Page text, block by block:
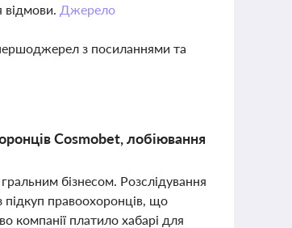
відмови. Джерело
з посиланнями та
Cosmobet, лобіювання
бізнесом. Розслідування
правоохоронців, що
компанії платило хабарі для